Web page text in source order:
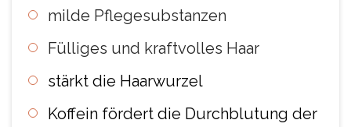
milde Pflegesubstanzen
Fülliges und kraftvolles Haar
stärkt die Haarwurzel
Koffein fördert die Durchblutung der